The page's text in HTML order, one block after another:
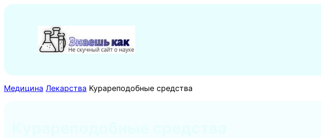
содержимому
Медицина Лекарства Курареподобные средства